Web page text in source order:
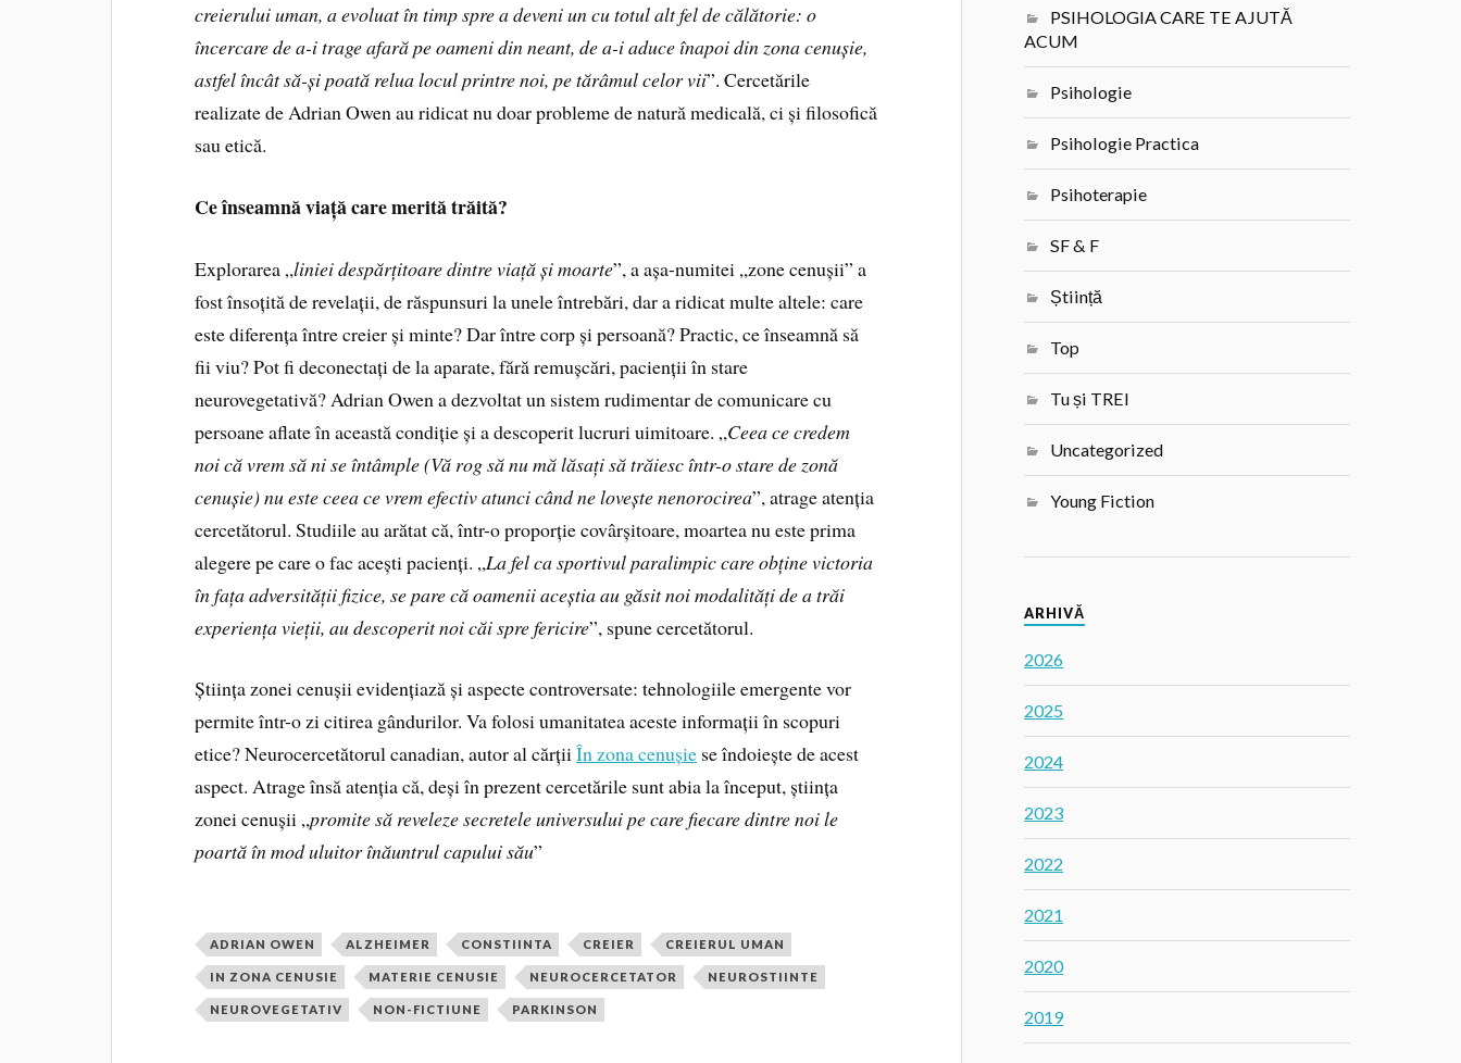
creierului uman, a evoluat în timp spre a deveni un cu totul alt fel de călătorie: o
încercare de a-i trage afară pe oameni din neant, de a-i aduce înapoi din zona cenușie,
astfel încât să-și poată relua locul printre noi, pe tărâmul celor vii”. Cercetările
realizate de Adrian Owen au ridicat nu doar probleme de natură medicală, ci și filosofică
sau etică.
Ce înseamnă viață care merită trăită?
Explorarea „liniei despărțitoare dintre viață și moarte”, a așa-numitei „zone cenușii” a
fost însoțită de revelații, de răspunsuri la unele întrebări, dar a ridicat multe altele: care
este diferența între creier și minte? Dar între corp și persoană? Practic, ce înseamnă să
fii viu? Pot fi deconectați de la aparate, fără remușcări, pacienții în stare
neurovegetativă? Adrian Owen a dezvoltat un sistem rudimentar de comunicare cu
persoane aflate în această condiție și a descoperit lucruri uimitoare. „Ceea ce credem
noi că vrem să ni se întâmple (Vă rog să nu mă lăsați să trăiesc într-o stare de zonă
cenușie) nu este ceea ce vrem efectiv atunci când ne lovește nenorocirea”, atrage atenția
cercetătorul. Studiile au arătat că, într-o proporție covârșitoare, moartea nu este prima
alegere pe care o fac acești pacienți. „La fel ca sportivul paralimpic care obține victoria
în fața adversității fizice, se pare că oamenii aceștia au găsit noi modalități de a trăi
experiența vieții, au descoperit noi căi spre fericire”, spune cercetătorul.
Știința zonei cenușii evidențiază și aspecte controversate: tehnologiile emergente vor
permite într-o zi citirea gândurilor. Va folosi umanitatea aceste informații în scopuri
etice? Neurocercetătorul canadian, autor al cărțiiÎn zona cenușie se îndoiește de acest
aspect. Atrage însă atenția că, deși în prezent cercetările sunt abia la început, știința
zonei cenușii „promite să reveleze secretele universului pe care fiecare dintre noi le
poartă în mod uluitor înăuntrul capului său”
ADRIAN OWEN ALZHEIMER CONSTIINTA CREIER CREIERUL UMAN
IN ZONA CENUSIE MATERIE CENUSIE NEUROCERCETATOR NEUROSTIINTE
NEUROVEGETATIV NON-FICTIUNE PARKINSON
PSIHOLOGIA CARE TE AJUTĂ
ACUM
Psihologie
Psihologie Practica
Psihoterapie
SF & F
Știință
Top
Tu și TREI
Uncategorized
Young Fiction
ARHIVĂ
2026
2025
2024
2023
2022
2021
2020
2019